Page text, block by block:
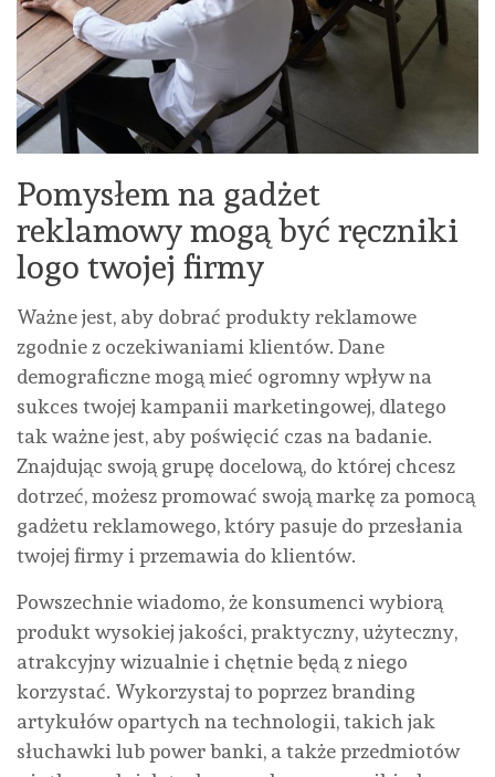
Pomysłem na gadżet
reklamowy mogą być ręczniki
logo twojej firmy
Ważne jest, aby dobrać produkty reklamowe
zgodnie z oczekiwaniami klientów. Dane
demograficzne mogą mieć ogromny wpływ na
sukces twojej kampanii marketingowej, dlatego
tak ważne jest, aby poświęcić czas na badanie.
Znajdując swoją grupę docelową, do której chcesz
dotrzeć, możesz promować swoją markę za pomocą
gadżetu reklamowego, który pasuje do przesłania
twojej firmy i przemawia do klientów.
Powszechnie wiadomo, że konsumenci wybiorą
produkt wysokiej jakości, praktyczny, użyteczny,
atrakcyjny wizualnie i chętnie będą z niego
korzystać. Wykorzystaj to poprzez branding
artykułów opartych na technologii, takich jak
słuchawki lub power banki, a także przedmiotów